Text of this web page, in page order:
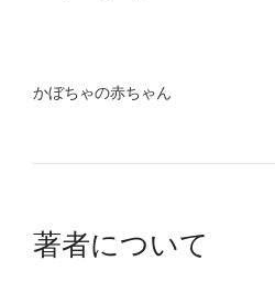
かぼちゃの赤ちゃん
著者について